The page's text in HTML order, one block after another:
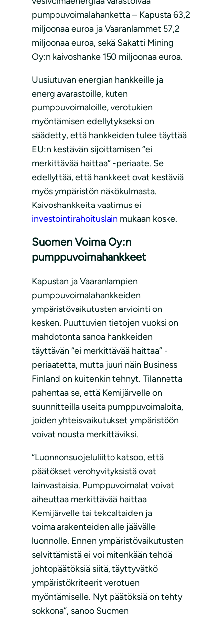
pumppuvoimalahanketta – Kapusta 63,2
miljoonaa euroa ja Vaaranlammet 57,2
miljoonaa euroa, sekä Sakatti Mining
Oy:n kaivoshanke 150 miljoonaa euroa.
Uusiutuvan energian hankkeille ja
energiavarastoille, kuten
pumppuvoimaloille, verotukien
myöntämisen edellytykseksi on
säädetty, että hankkeiden tulee täyttää
EU:n kestävän sijoittamisen “ei
merkittävää haittaa” -periaate. Se
edellyttää, että hankkeet ovat kestäviä
myös ympäristön näkökulmasta.
Kaivoshankkeita vaatimus ei
investointirahoituslain mukaan koske.
Suomen Voima Oy:n
pumppuvoimahankkeet
Kapustan ja Vaaranlampien
pumppuvoimalahankkeiden
ympäristövaikutusten arviointi on
kesken. Puuttuvien tietojen vuoksi on
mahdotonta sanoa hankkeiden
täyttävän “ei merkittävää haittaa” -
periaatetta, mutta juuri näin Business
Finland on kuitenkin tehnyt. Tilannetta
pahentaa se, että Kemijärvelle on
suunnitteilla useita pumppuvoimaloita,
joiden yhteisvaikutukset ympäristöön
voivat nousta merkittäviksi.
“Luonnonsuojeluliitto katsoo, että
päätökset verohyvityksistä ovat
lainvastaisia. Pumppuvoimalat voivat
aiheuttaa merkittävää haittaa
Kemijärvelle tai tekoaltaiden ja
voimalarakenteiden alle jäävälle
luonnolle. Ennen ympäristövaikutusten
selvittämistä ei voi mitenkään tehdä
johtopäätöksiä siitä, täyttyvätkö
ympäristökriteerit verotuen
myöntämiselle. Nyt päätöksiä on tehty
sokkona”, sanoo Suomen